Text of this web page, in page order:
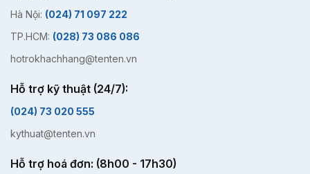
Hà Nội: (024) 71 097 222
TP.HCM: (028) 73 086 086
hotrokhachhang@tenten.vn
Hỗ trợ kỹ thuật (24/7):
(024) 73 020 555
kythuat@tenten.vn
Hỗ trợ hoá đơn: (8h00 - 17h30)